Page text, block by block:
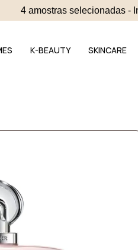
4 amostras selecionadas -
K-BEAUTY SKINCARE